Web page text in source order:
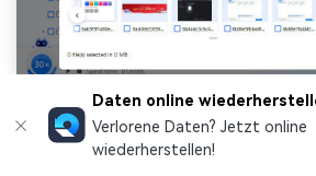
Kostenlos
Daten online
Verlorene Daten? Jetzt online
wiederherstellen!